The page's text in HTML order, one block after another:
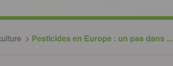
Pesticides en Europe : un pas dans ...